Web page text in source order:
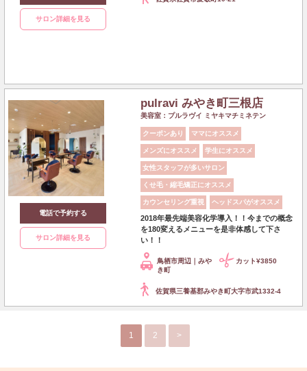
サロン詳細を見る
電話で予約する
サロン詳細を見る
pulravi みやき町三根店
美容室：プルラヴイ ミヤキマチミネテン
クーポンあり ママにオススメ
メンズにオススメ 学生にオススメ
女性スタッフが多いサロン
くせ毛・縮毛矯正にオススメ
カウンセリング重視 ヘッドスパがオススメ
2018年最先端美容化学導入！！今までの概念
を180変えるメニューを是非体感して下さ
い！！
鳥栖市周辺｜みや
き町
カット¥3850
佐賀県三養基郡みやき町大字市武1332-4
1 2 >